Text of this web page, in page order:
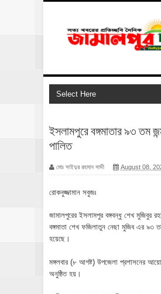
ইসলামপুরে বঙ্গমাতার ৯৩ তম
পালিত
মোঃ সাইদুর রহমান সাদী August 08,
রোকনুজ্জামান সবুজঃ
জামালপুরের ইসলামপুর বঙ্গবন্ধু শেখ মুজিবুর
বঙ্গমাতা শেখ ফজিলাতুন নেছা মুজিব এর ৯৩ তম
হয়েছে।
মঙ্গলবার (৮ আগষ্ট) উপজেলা প্রশাসনের
অনুষ্ঠিত হয়।